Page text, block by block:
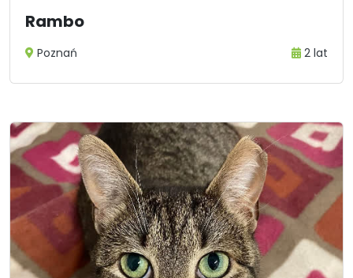
Rambo
Poznań 2 lat